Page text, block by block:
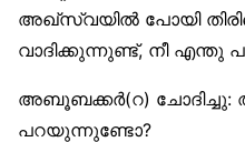
അഖ്‌സ്വയിൽ പോയി
വാദിക്കുന്നുണ്ട്, നീ എന്തു
അബൂബക്കർ(റ) ചോദിച്ചു:
പറയുന്നുണ്ടോ?